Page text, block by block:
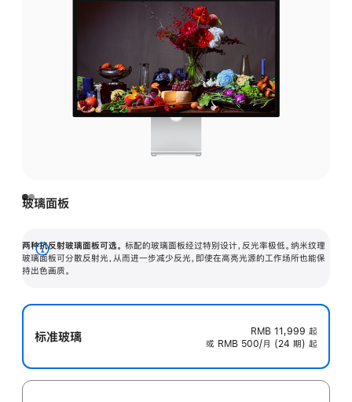
玻璃面板
两种抗反射玻璃面板可选。 标配的玻璃面板经过特别设计，反光率极低。纳米纹理
玻璃面板可分散反射光，从而进一步减少反光，即使在高亮光源的工作场所也能保
持出色画质。
展
开
标准玻璃 RMB 11,999 起
或 RMB 500/月 (24 期) 起